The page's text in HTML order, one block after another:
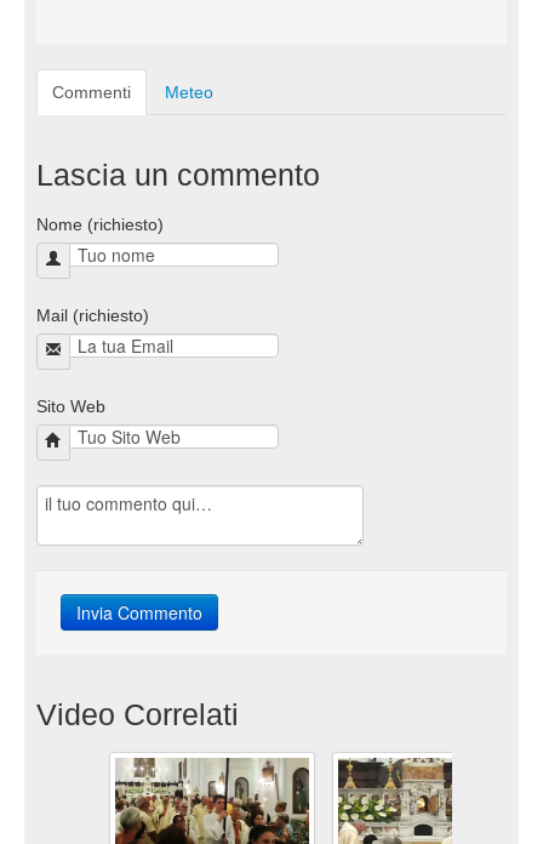
Commenti Meteo
Lascia un commento
Nome (richiesto)
Mail (richiesto)
Sito Web
Video Correlati